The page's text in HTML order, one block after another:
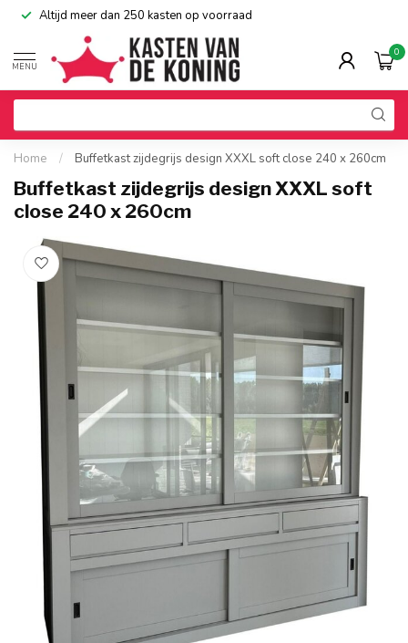
Altijd meer dan 250 kasten op voorraad
MENU
0
Home / Buffetkast zijdegrijs design XXXL soft close 240 x 260cm
Buffetkast zijdegrijs design XXXL soft
close 240 x 260cm